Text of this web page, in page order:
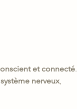
et connecté.
système nerveux,